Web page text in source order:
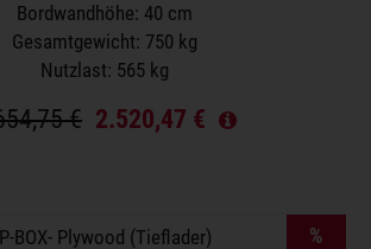
Bordwandhöhe: 40 cm
Gesamtgewicht: 750 kg
Nutzlast: 565 kg
€ 2.520,47 €
auf Merkzettel
P-BOX- Plywood (Tieflader) %